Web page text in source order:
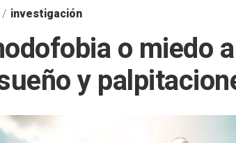
/ investigación
o miedo
y